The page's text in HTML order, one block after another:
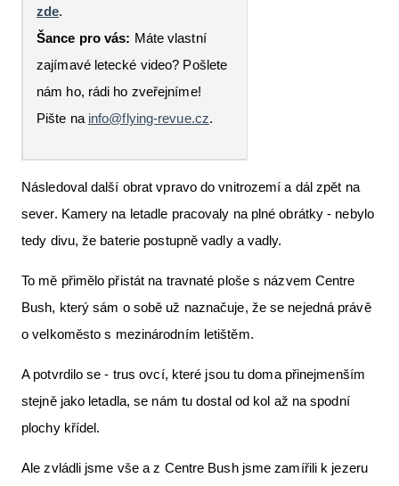
zde.
Šance pro vás: Máte vlastní
zajímavé letecké video? Pošlete
nám ho, rádi ho zveřejníme!
Pište na info@flying-revue.cz.
Následoval další obrat vpravo do vnitrozemí a dál zpět na
sever. Kamery na letadle pracovaly na plné obrátky - nebylo
tedy divu, že baterie postupně vadly a vadly.
To mě přimělo přistát na travnaté ploše s názvem Centre
Bush, který sám o sobě už naznačuje, že se nejedná právě
o velkoměsto s mezinárodním letištěm.
A potvrdilo se - trus ovcí, které jsou tu doma přinejmenším
stejně jako letadla, se nám tu dostal od kol až na spodní
plochy křídel.
Ale zvládli jsme vše a z Centre Bush jsme zamířili k jezeru